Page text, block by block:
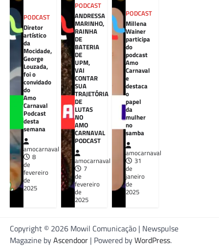
PODCAST
Diretor
artístico
da
Mocidade,
George
Louzada,
foi o
convidado
do
Amo
Carnaval
Podcast
desta
semana
amocarnaval
8
de
fevereiro
de
2025
PODCAST
ANDRESSA
MARINHO,
RAINHA
DE
BATERIA
DE
UPM,
VAI
CONTAR
SUA
TRAJETÓRIA
DE
LUTAS
NO
AMO
CARNAVAL
PODCAST
amocarnaval
7
de
fevereiro
de
2025
PODCAST
Millena
Wainer
participa
do
podcast
Amo
Carnaval
e
destaca
o
papel
da
mulher
no
samba
amocarnaval
31
de
janeiro
de
2025
Copyright © 2026 Mowil Comunicação | Newspulse
Magazine byAscendoor | Powered byWordPress.